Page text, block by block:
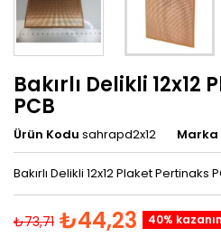
Bakırlı Delikli
PCB
Ürün Kodu sahrapd2x12 Marka
Bakırlı Delikli 12x12 Plaket Pertinaks
₺73,71 ₺44,23 40% kazanın